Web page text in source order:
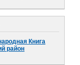
Книга
район